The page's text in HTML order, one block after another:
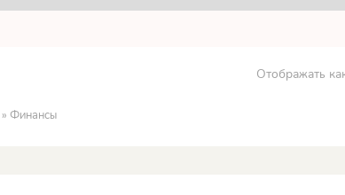
Отображать
» Финансы